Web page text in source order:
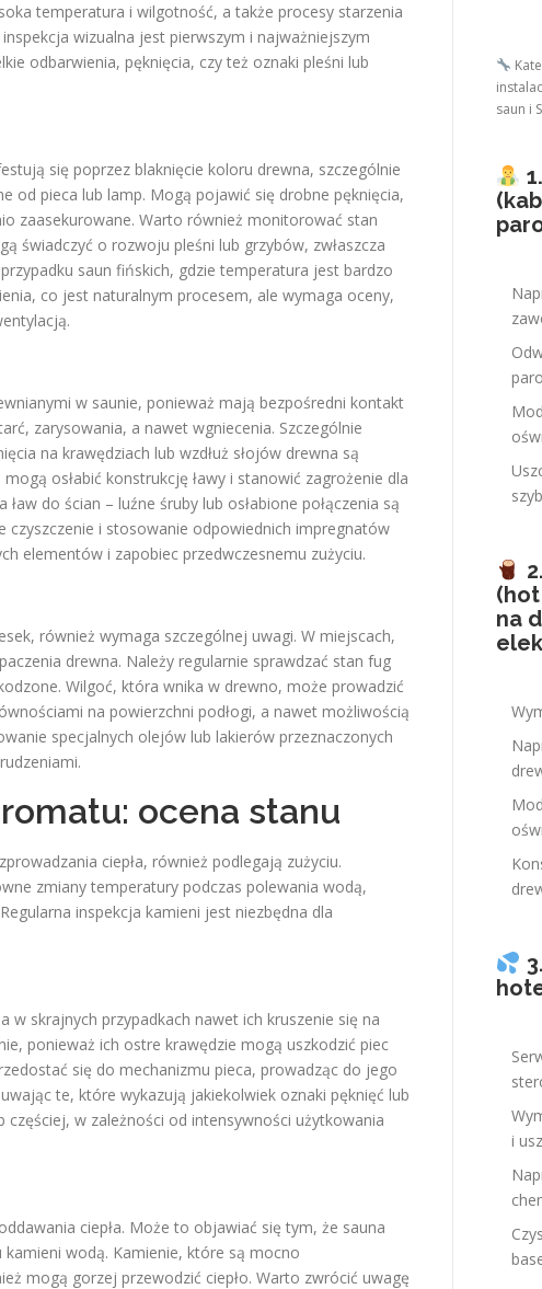
temperatura i wilgotność, a także procesy starzenia
wizualna jest pierwszym i najważniejszym
odbarwienia, pęknięcia, czy też oznaki pleśni lub
się poprzez blaknięcie koloru drewna, szczególnie
od pieca lub lamp. Mogą pojawić się drobne pęknięcia,
zaasekurowane. Warto również monitorować stan
świadczyć o rozwoju pleśni lub grzybów, zwłaszcza
saun fińskich, gdzie temperatura jest bardzo
co jest naturalnym procesem, ale wymaga oceny,
w saunie, ponieważ mają bezpośredni kontakt
zarysowania, a nawet wgniecenia. Szczególnie
na krawędziach lub wzdłuż słojów drewna są
osłabić konstrukcję ławy i stanowić zagrożenie dla
do ścian – luźne śruby lub osłabione połączenia są
czyszczenie i stosowanie odpowiednich impregnatów
elementów i zapobiec przedwczesnemu zużyciu.
również wymaga szczególnej uwagi. W miejscach,
drewna. Należy regularnie sprawdzać stan fug
Wilgoć, która wnika w drewno, może prowadzić
na powierzchni podłogi, a nawet możliwością
specjalnych olejów lub lakierów przeznaczonych
ocena stanu
ciepła, również podlegają zużyciu.
zmiany temperatury podczas polewania wodą,
inspekcja kamieni jest niezbędna dla
skrajnych przypadkach nawet ich kruszenie się na
ponieważ ich ostre krawędzie mogą uszkodzić piec
się do mechanizmu pieca, prowadząc do jego
te, które wykazują jakiekolwiek oznaki pęknięć lub
w zależności od intensywności użytkowania
ciepła. Może to objawiać się tym, że sauna
wodą. Kamienie, które są mocno
mogą gorzej przewodzić ciepło. Warto zwrócić uwagę
saun i
na
i